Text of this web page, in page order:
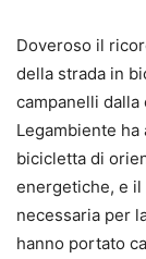
Doveroso il
della strada in
campanelli
Legambiente ha
bicicletta di
energetiche, e
necessaria per
hanno portato